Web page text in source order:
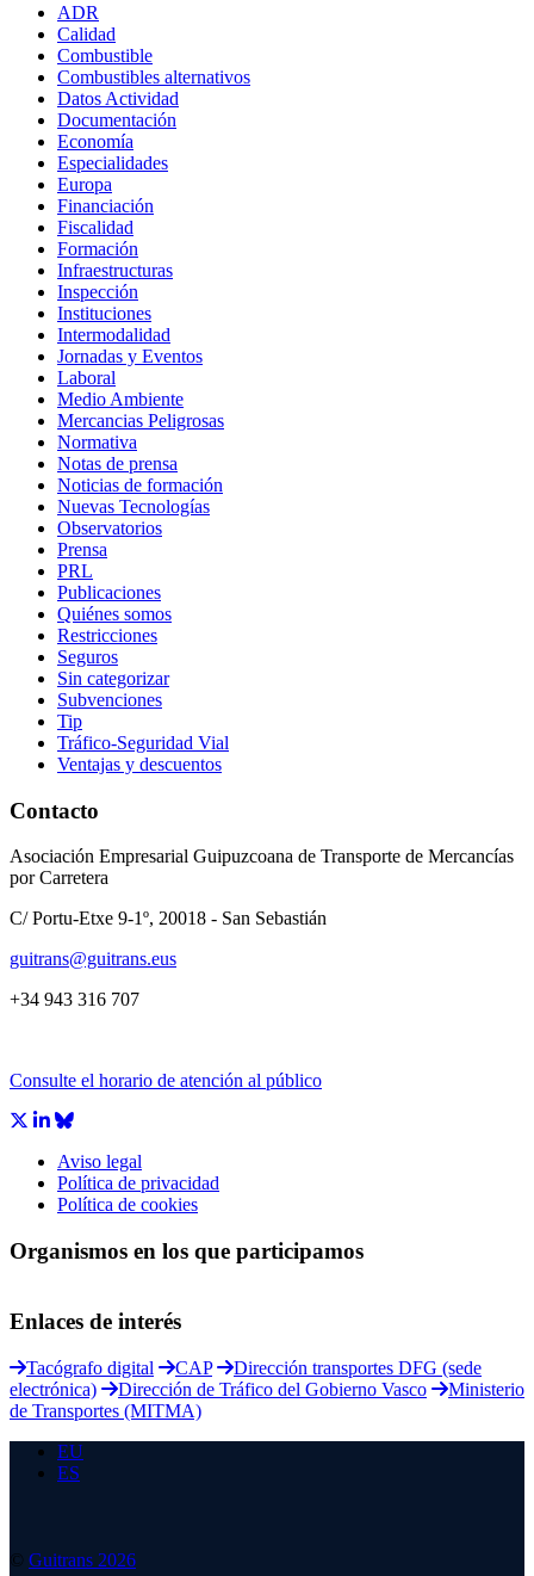
ADR
Calidad
Combustible
Combustibles alternativos
Datos Actividad
Documentación
Economía
Especialidades
Europa
Financiación
Fiscalidad
Formación
Infraestructuras
Inspección
Instituciones
Intermodalidad
Jornadas y Eventos
Laboral
Medio Ambiente
Mercancias Peligrosas
Normativa
Notas de prensa
Noticias de formación
Nuevas Tecnologías
Observatorios
Prensa
PRL
Publicaciones
Quiénes somos
Restricciones
Seguros
Sin categorizar
Subvenciones
Tip
Tráfico-Seguridad Vial
Ventajas y descuentos
Contacto
Asociación Empresarial Guipuzcoana de Transporte de Mercancías
por Carretera
C/ Portu-Etxe 9-1º, 20018 - San Sebastián
guitrans@guitrans.eus
+34 943 316 707
Consulte el horario de atención al público
Aviso legal
Política de privacidad
Política de cookies
Organismos en los que participamos
Enlaces de interés
Tacógrafo digital CAP
Dirección transportes DFG (sede
electrónica)
Dirección de Tráfico del Gobierno Vasco
Ministerio
de Transportes (MITMA)
EU
ES
© Guitrans 2026